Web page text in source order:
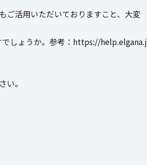
ご活用いただいておりますこと、大変
でしょうか。参考：https://help.elgana.j
。